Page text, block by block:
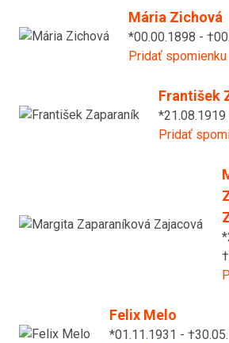
Mária Zichová
*00.00.1898 -
Pridať spomienku
František
Pridať
Felix Melo
*01.11.1931 -